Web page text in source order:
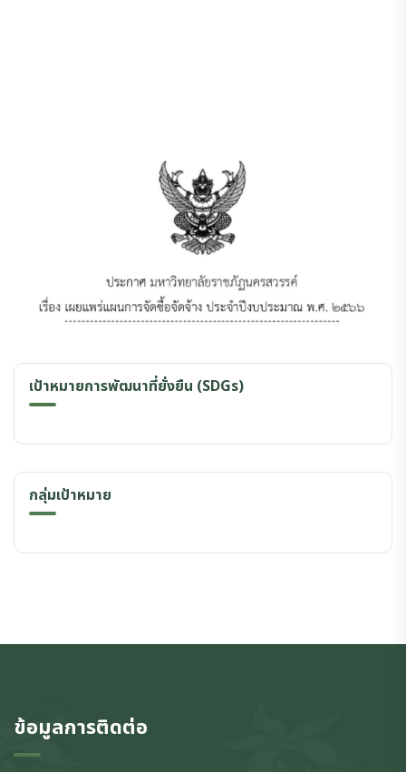
เป้าหมายการพัฒนาที่ยั่งยืน (SDGs)
กลุ่มเป้าหมาย
ข้อมูลการติดต่อ